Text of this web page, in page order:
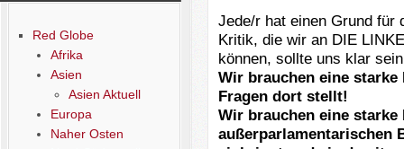
Red Globe
Afrika
Asien
Asien Aktuell
Europa
Naher Osten
Jede/r hat einen Grund für
Kritik, die wir an DIE
können, sollte uns klar
Wir brauchen eine
Fragen dort stellt!
Wir brauchen eine
außerparlamentarischen